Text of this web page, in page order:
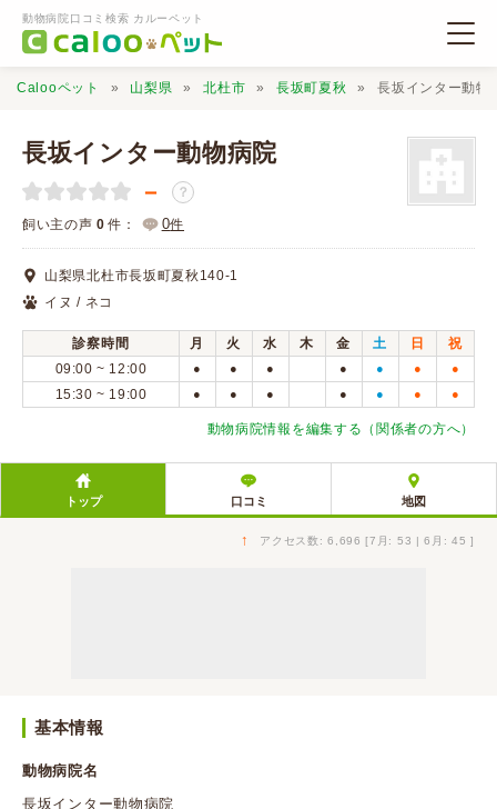
動物病院口コミ検索 カルーペット
動物病院検索
口コミ検索
Calooペットとは？
Calooペット 山梨県 北杜市 長坂町夏秋 長坂インター動物
長坂インター動物病院
－ ？
飼い主の声 0 件： 0件
山梨県北杜市長坂町夏秋140-1
イヌ / ネコ
診察時間 月 火 水 木 金 土 日
祝
09:00 ~ 12:00
● ● ● ● ● ● ●
15:30 ~ 19:00 ● ● ● ● ● ● ●
動物病院情報を編集する（関係者の方へ）
トップ 口コミ 地図
↑ アクセス数: 6,696 [7月: 53 | 6月: 45 ]
基本情報
動物病院名
長坂インター動物病院